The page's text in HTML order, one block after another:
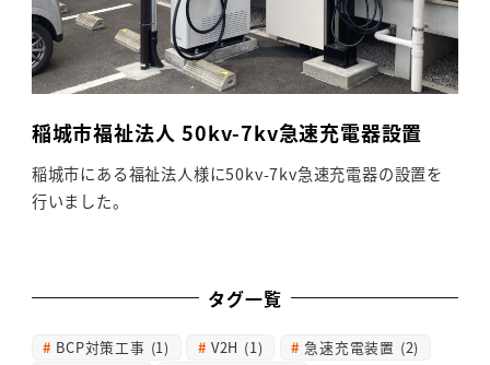
稲城市福祉法人 50kv-7kv急速充電器設置
稲城市にある福祉法人様に50kv-7kv急速充電器の設置を
行いました。
タグ一覧
BCP対策工事 (1) V2H (1) 急速充電装置 (2)